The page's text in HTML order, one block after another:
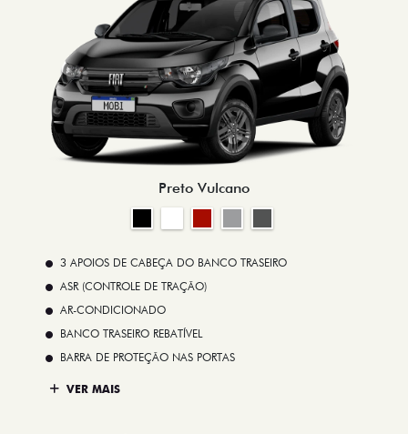
Preto Vulcano
3 APOIOS DE CABEÇA DO BANCO TRASEIRO
ASR (CONTROLE DE TRAÇÃO)
AR-CONDICIONADO
BANCO TRASEIRO REBATÍVEL
BARRA DE PROTEÇÃO NAS PORTAS
VER MAIS